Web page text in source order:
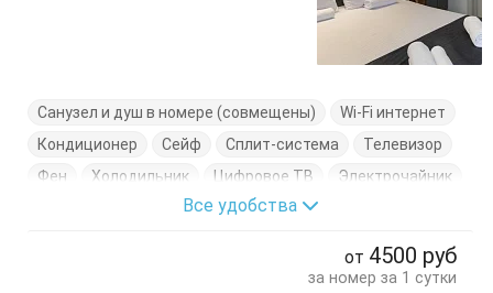
Санузел и душ в номере (совмещены)
Wi-Fi интернет
Кондиционер
Сейф Сплит-система
Телевизор
Фен
Холодильник Цифровое ТВ
Электрочайник
Кровать двуспальная Посуда
Все удобства
от 4500 руб
за номер за 1 сутки